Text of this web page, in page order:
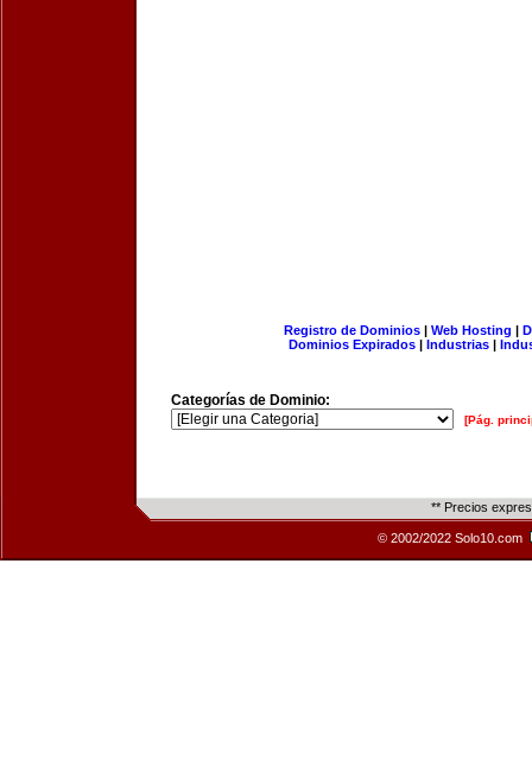
Registro de Dominios| Web Hosting |
Dominios Expirados | Industrias |
Categorías de Dominio:
[Pág.
** Precios
© 2002/2022 Solo10.com